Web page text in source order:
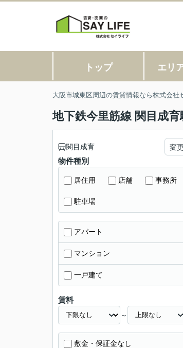
トップ エリ
大阪市城東区周辺の賃貸情報なら株式会社
地下鉄今里筋線 関目成
関目成育 変更
物件種別
居住用 店舗 事務所
駐車場
アパート
マンション
一戸建て
賃料
～
敷金・保証金なし